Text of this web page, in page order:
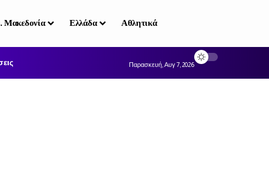
Μακεδονία Ελλάδα Αθλητικά
Παρασκευή, Αυγ 7, 2026